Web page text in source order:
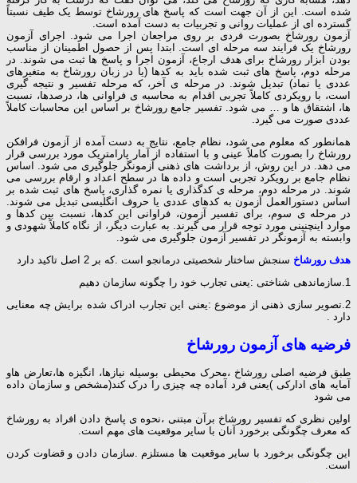
شده است. این از آن جهت است که پاسخ های رورشاخ توسط یک طیف نسبتاً
گسترده ای از عملیات روانی و تجربیات به دست آمده است.
آزمون رورشاخ بصورت فردی بر روی مراجعان اجرا می شود. اجرای آزمون
رورشاخ یک فرایند سه مرحله ای است. ابتدا پس از حصول اطمینان از مناسب
بودن ابزار رورشاخ برای هدف ارجاع، آزمون اجرا و پاسخ ها ثبت می شوند. در
مرحله دوم، پاسخ های ثبت شده باید به کدها (یا در زبان رورشاخ به متغیرهای
عددی یا نماد) تبدیل شوند. در مرحله ی آخر، که مرحله تفسیر و نتیجه گیری
است، با رویکردی کاملاً تجربی اقدام به محاسبه ی فراوانی ها، درصدها، نسبت
ها، اشتقاق ها و … می شود. تفسیر جامع رورشاخ بر اساس این محاسبات کاملاً
عددی صورت می گیرد.
همانطور که معلوم می شود، نظام جامع، نتایج به دست آمده از آزمون فرافکن
رورشاخ را بصورت کاملاً عینی و با استفاده از آمار پارامتریک مورد بررسی قرار
می دهد. در این روش، از برداشت های ذهنی آزمونگر جلوگیری می شود. اساس
نظام جامع بر رویکرد تجربی است و داده ها در سطح اعداد و ارقام بررسی می
شوند. در مرحله دوم، مرحله ی کدگذاری یا نمره گذاری، پاسخ های ثبت شده بر
اساس دستورالعمل آزمون به کدهای عددی یا حروف انگلیسی تبدیل می شوند.
در مرحله ی سوم، برای تفسیر آزمون، فراوانی این کدها، نسبت بین کدها و
موارد اینچنینی مورد توجه قرار می گیرند. به عبارت دیگر، از نگاه کاملاً شهودی و
وابسته به آزمونگر در تفسیر آزمون جلوگیری می شود.
هدف رورشاخ سنجش ساختار شخصیتی درمانجو است .که بر 2 اصل تاکید دارد
1.سازماندهی شناختی :یعنی تجارب خود را چگونه سازمان دهیم
2.تصویر سازی ذهنی از موضوع :یعنی این تجارب ادراک شده برایش چه معنایی
دارد .
فرضیه های آزمون رورشاخ
طبق فرضیه اصلی رورشاخ ،محرک محیطی بوسیله نیازها، انگیزه ها،تعارض هاو
آمایه های ادارکی )یعنی فرد آماده چه چیزی را درک کند(مشخص و سازمان داده
می شود
اولین نظری که تفسیر رورشاخ برآن مبتنی ،نحوه ی پاسخ دادن افراد به رورشاخ
که معرف چگونگی برخورد آنان با سایر موقعیت های مهم است.
این چگونگی برخورد با سایر موقعیت ها مستلزم .سازمان دادن و قضاوت کردن
است.